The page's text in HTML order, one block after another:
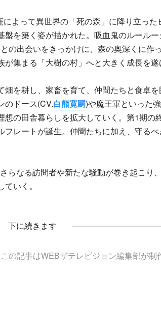
よって異世界の「死の森」に降り立った
を築く姿が描かれた。吸血鬼のルール
の出会いをきっかけに、森の奥深くに作
集まる「大樹の村」へと大きく成長を遂
畑を耕し、家畜を育て、仲間たちと食卓
のドース(CV.白熊寛嗣)や魔王軍といった
の田舎暮らしを拡大していく。第1期の
レートが誕生。仲間たちに加え、守るべ
らなる訪問者や新たな騒動が巻き起こり
いく。
下に続きます
この記事はWEBザテレビジョン編集部が制